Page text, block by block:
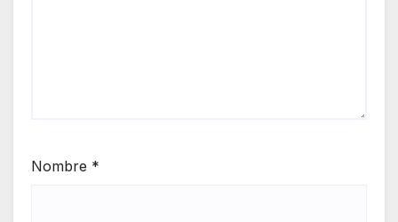
Nombre *